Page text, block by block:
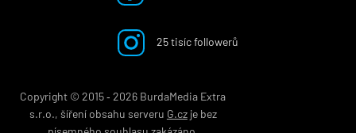
25 tisíc followerů
Copyright © 2015 ‐ 2026 BurdaMedia Extra
s.r.o., šíření obsahu serveru G.czje bez